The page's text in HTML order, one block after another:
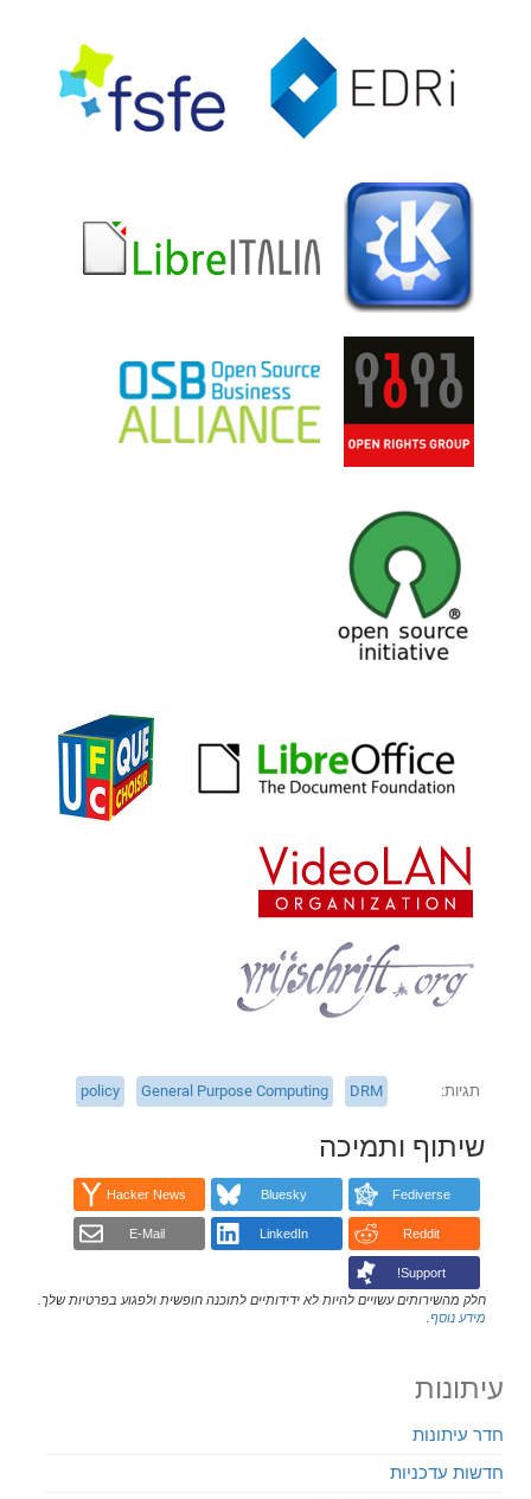
תגיות DRM
General Purpose Computing
policy
שיתוף ותמיכה
Fediverse
Bluesky
Hacker News
Reddit
LinkedIn
E-Mail
Support!
חלק מהשירותים עשויים להיות לא ידידותיים לתוכנה חופשית ולפגוע בפרטיות שלך.
מידע נוסף.
עיתונות
חדר עיתונות
חדשות עדכניות